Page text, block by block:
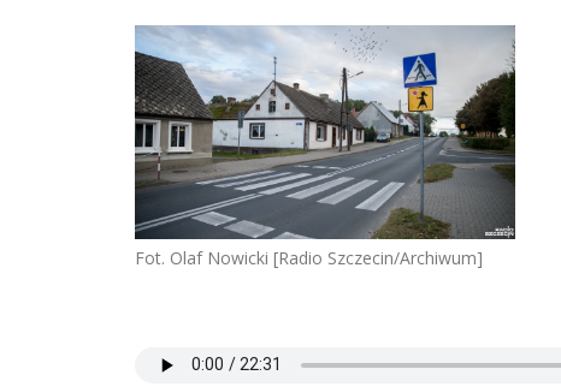
Fot. Olaf Nowicki [Radio Szczecin/Archiwum]